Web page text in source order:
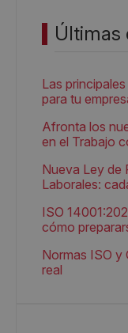
Últimas
Las
para tu
Afronta los
en el Trabajo
Nueva Ley de
Laborales:
ISO
cómo
Normas ISO y
real